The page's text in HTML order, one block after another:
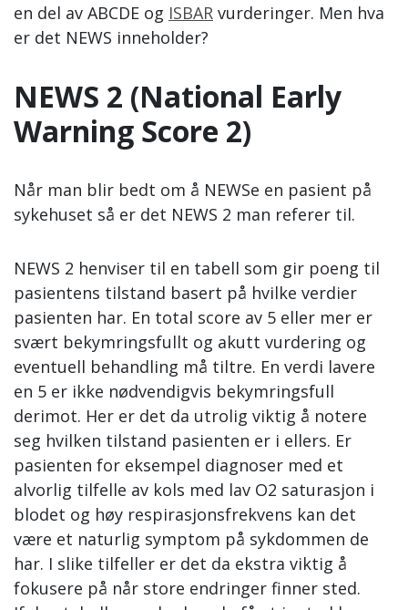
en del av ABCDE og ISBAR vurderinger. Men hva
er det NEWS inneholder?
NEWS 2 (National Early
Warning Score 2)
Når man blir bedt om å NEWSe en pasient på
sykehuset så er det NEWS 2 man referer til.
NEWS 2 henviser til en tabell som gir poeng til
pasientens tilstand basert på hvilke verdier
pasienten har. En total score av 5 eller mer er
svært bekymringsfullt og akutt vurdering og
eventuell behandling må tiltre. En verdi lavere
en 5 er ikke nødvendigvis bekymringsfull
derimot. Her er det da utrolig viktig å notere
seg hvilken tilstand pasienten er i ellers. Er
pasienten for eksempel diagnoser med et
alvorlig tilfelle av kols med lav O2 saturasjon i
blodet og høy respirasjonsfrekvens kan det
være et naturlig symptom på sykdommen de
har. I slike tilfeller er det da ekstra viktig å
fokusere på når store endringer finner sted.